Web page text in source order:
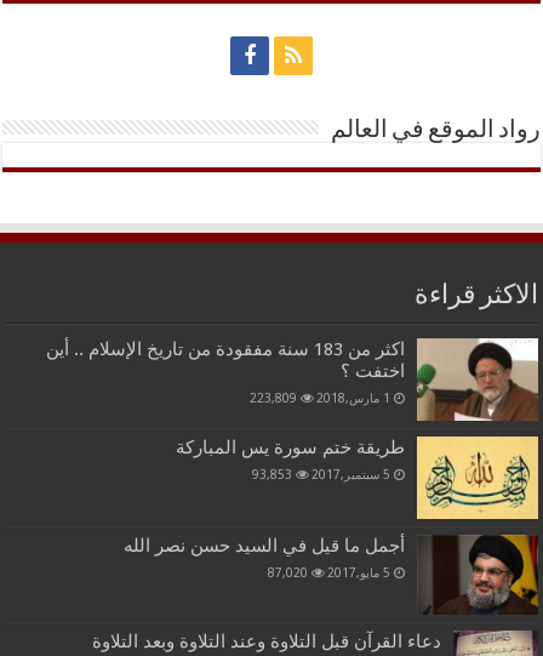
رواد الموقع في العالم
الاكثر قراءة
اكثر من 183 سنة مفقودة من تاريخ الإسلام .. أين
اختفت ؟
1 مارس,2018 223,809
طريقة ختم سورة يس المباركة
5 سبتمبر,2017 93,853
أجمل ما قيل في السيد حسن نصر الله
5 مايو,2017 87,020
دعاء القرآن قبل التلاوة وعند التلاوة وبعد التلاوة